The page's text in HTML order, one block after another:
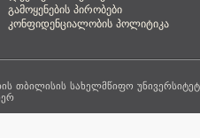
გამოყენების პირობები
კონფიდენციალობის პოლიტიკა
თბილისის სახელმწიფო